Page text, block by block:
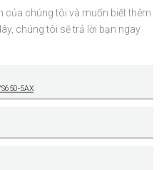
của chúng tôi và muốn biết thêm
chúng tôi sẽ trả lời bạn ngay
5AX